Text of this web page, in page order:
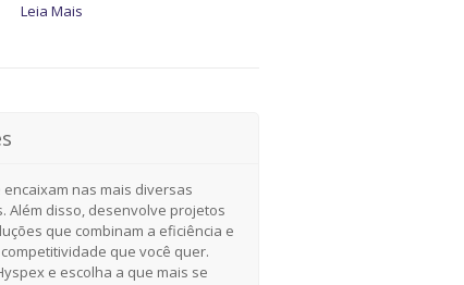
Leia Mais
nas mais diversas
Além disso, desenvolve projetos
que combinam a eficiência e
que você quer.
e escolha a que mais se